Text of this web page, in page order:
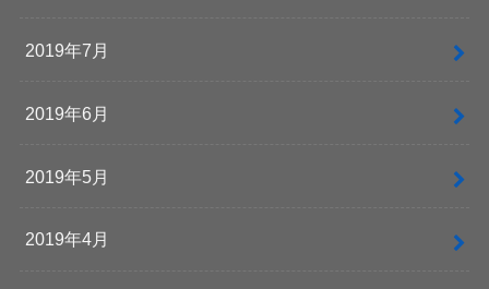
2019年7月
2019年6月
2019年5月
2019年4月